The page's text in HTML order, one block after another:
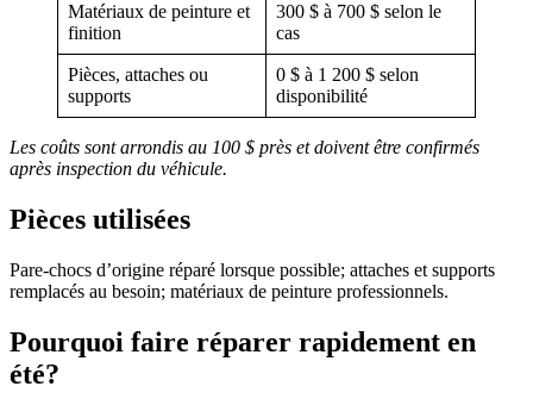
Matériaux de peinture et
finition
300 $ à 700 $ selon le
cas
Pièces, attaches ou
supports
0 $ à 1 200 $ selon
disponibilité
Les coûts sont arrondis au 100 $ près et doivent être confirmés
après inspection du véhicule.
Pièces utilisées
Pare-chocs d’origine réparé lorsque possible; attaches et supports
remplacés au besoin; matériaux de peinture professionnels.
Pourquoi faire réparer rapidement en
été?